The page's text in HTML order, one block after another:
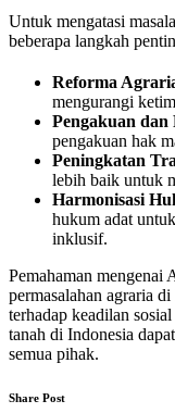
Untuk mengatasi
beberapa langkah
Reforma
mengurangi
Pengakuan
pengakuan hak
Peningkatan
lebih baik untuk
Harmonisasi
hukum adat
inklusif.
Pemahaman mengenai
permasalahan agraria
terhadap keadilan
tanah di Indonesia
semua pihak.
Share Post